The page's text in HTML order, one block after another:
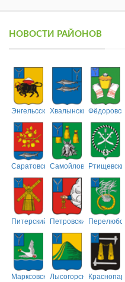
НОВОСТИ РАЙОНОВ
ЭнгельсскийХвалынский
СаратовскийСамойловский
Питерский Петровский
МарксовскийЛысогорский